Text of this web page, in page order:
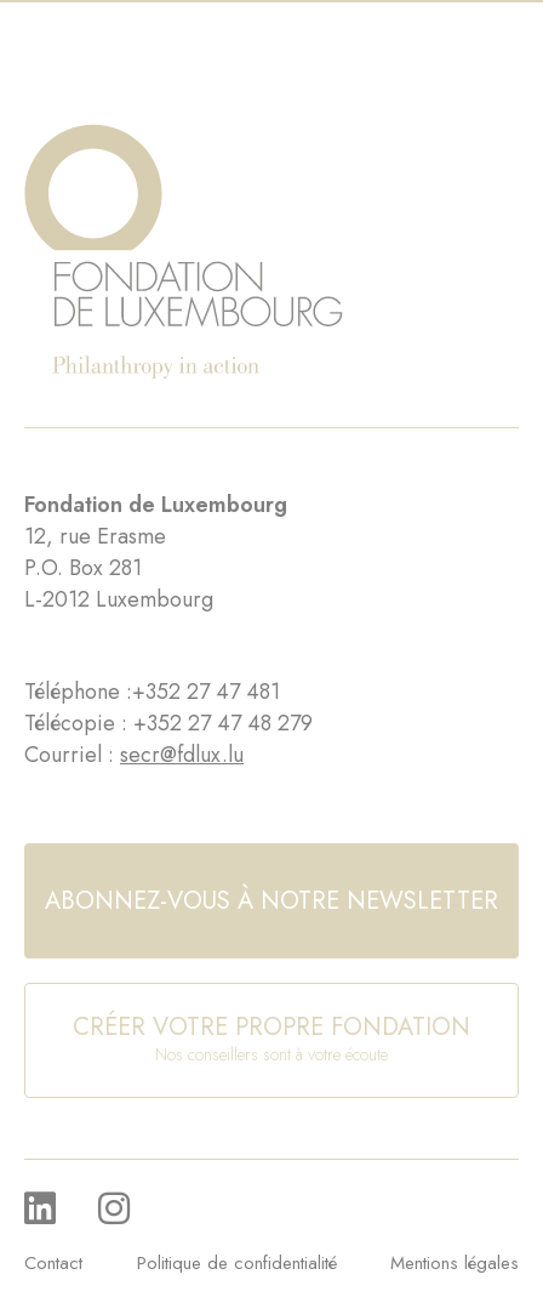
Fondation de Luxembourg
12, rue Erasme
P.O. Box 281
L-2012 Luxembourg
Téléphone :+352 27 47 481
Télécopie : +352 27 47 48 279
Courriel : secr@fdlux.lu
ABONNEZ-VOUS À NOTRE NEWSLETTER
CRÉER VOTRE PROPRE FONDATION
Nos conseillers sont à votre écoute
Contact Politique de confidentialité
Mentions légales